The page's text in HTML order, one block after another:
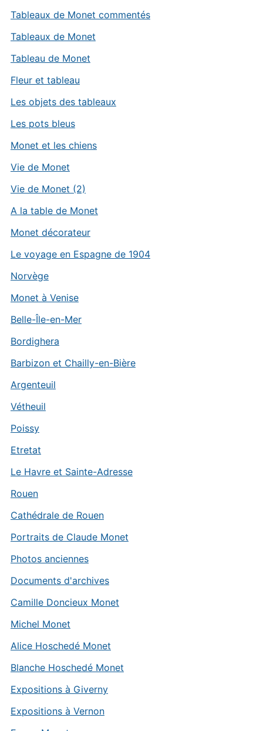
Tableaux de Monet commentés
Tableaux de Monet
Tableau de Monet
Fleur et tableau
Les objets des tableaux
Les pots bleus
Monet et les chiens
Vie de Monet
Vie de Monet (2)
A la table de Monet
Monet décorateur
Le voyage en Espagne de 1904
Norvège
Monet à Venise
Belle-Île-en-Mer
Bordighera
Barbizon et Chailly-en-Bière
Argenteuil
Vétheuil
Poissy
Etretat
Le Havre et Sainte-Adresse
Rouen
Cathédrale de Rouen
Portraits de Claude Monet
Photos anciennes
Documents d'archives
Camille Doncieux Monet
Michel Monet
Alice Hoschedé Monet
Blanche Hoschedé Monet
Expositions à Giverny
Expositions à Vernon